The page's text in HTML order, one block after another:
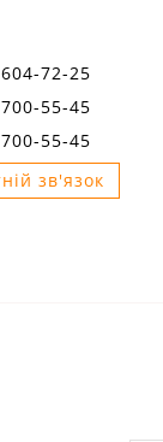
72-25
55-45
55-45
зв'язок